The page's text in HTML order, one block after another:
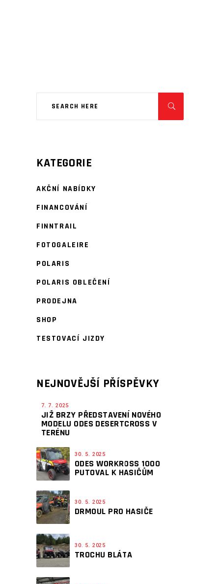
KATEGORIE
AKČNÍ NABÍDKY
FINANCOVÁNÍ
FINNTRAIL
FOTOGALEIRE
POLARIS
POLARIS OBLEČENÍ
PRODEJNA
SHOP
TESTOVACÍ JIZDY
NEJNOVĚJŠÍ PŘÍSPĚVKY
7. 7. 2025
JIŽ BRZY PŘEDSTAVENÍ NOVÉHO
MODELU ODES DESERTCROSS V
TERÉNU
30. 5. 2025
ODES WORKROSS 1000
PUTOVAL K HASIČŮM
30. 5. 2025
DRMOUL PRO HASIČE
30. 5. 2025
TROCHU BLÁTA